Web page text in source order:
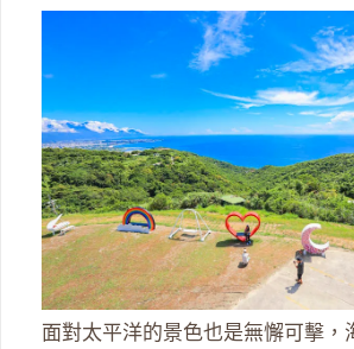
面對太平洋的景色也是無懈可擊，